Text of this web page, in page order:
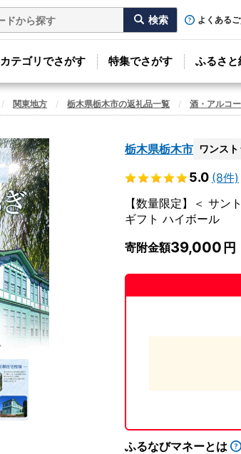
よくある
カテゴリでさがす 特集でさがす ふるさと
関東地方 栃木県栃木市の返礼品一覧 酒・アルコ
栃木県栃木市 ワンス
5.0 (8件)
【数量限定】＜ サ
ギフト ハイボール
寄附金額39,000
ふるなびマネーとは